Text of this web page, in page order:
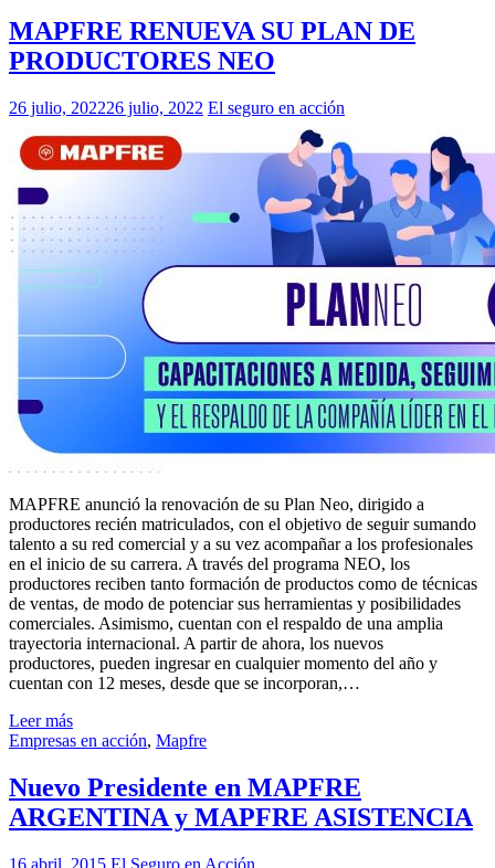
MAPFRE RENUEVA SU PLAN DE
PRODUCTORES NEO
26 julio, 202226 julio, 2022 El seguro en acción
MAPFRE anunció la renovación de su Plan Neo, dirigido a
productores recién matriculados, con el objetivo de seguir sumando
talento a su red comercial y a su vez acompañar a los profesionales
en el inicio de su carrera. A través del programa NEO, los
productores reciben tanto formación de productos como de técnicas
de ventas, de modo de potenciar sus herramientas y posibilidades
comerciales. Asimismo, cuentan con el respaldo de una amplia
trayectoria internacional. A partir de ahora, los nuevos
productores, pueden ingresar en cualquier momento del año y
cuentan con 12 meses, desde que se incorporan,…
Leer más
Empresas en acción, Mapfre
Nuevo Presidente en MAPFRE
ARGENTINA y MAPFRE ASISTENCIA
16 abril, 2015 El Seguro en Acción